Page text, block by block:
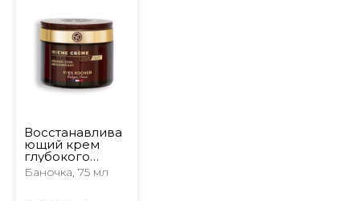
Восстанавлива
ющий крем
глубокого
действия
Баночка, 75 мл